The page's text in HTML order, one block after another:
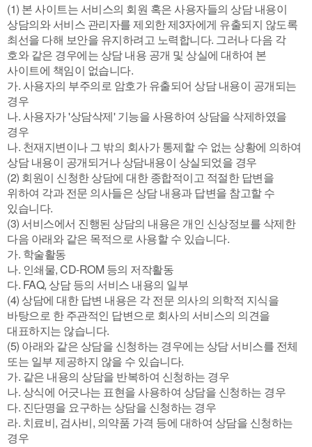
(1) 본 사이트는 서비스의 회원 혹은 사용자들의 상담 내용이
상담의와 서비스 관리자를 제외한 제3자에게 유출되지 않도록
최선을 다해 보안을 유지하려고 노력합니다. 그러나 다음 각
호와 같은 경우에는 상담 내용 공개 및 상실에 대하여 본
사이트에 책임이 없습니다.
가. 사용자의 부주의로 암호가 유출되어 상담 내용이 공개되는
경우
나. 사용자가 '상담삭제' 기능을 사용하여 상담을 삭제하였을
경우
나. 천재지변이나 그 밖의 회사가 통제할 수 없는 상황에 의하여
상담 내용이 공개되거나 상담내용이 상실되었을 경우
(2) 회원이 신청한 상담에 대한 종합적이고 적절한 답변을
위하여 각과 전문 의사들은 상담 내용과 답변을 참고할 수
있습니다.
(3) 서비스에서 진행된 상담의 내용은 개인 신상정보를 삭제한
다음 아래와 같은 목적으로 사용할 수 있습니다.
가. 학술활동
나. 인쇄물, CD-ROM 등의 저작활동
다. FAQ, 상담 등의 서비스 내용의 일부
(4) 상담에 대한 답변 내용은 각 전문 의사의 의학적 지식을
바탕으로 한 주관적인 답변으로 회사의 서비스의 의견을
대표하지는 않습니다.
(5) 아래와 같은 상담을 신청하는 경우에는 상담 서비스를 전체
또는 일부 제공하지 않을 수 있습니다.
가. 같은 내용의 상담을 반복하여 신청하는 경우
나. 상식에 어긋나는 표현을 사용하여 상담을 신청하는 경우
다. 진단명을 요구하는 상담을 신청하는 경우
라. 치료비, 검사비, 의약품 가격 등에 대하여 상담을 신청하는
경우